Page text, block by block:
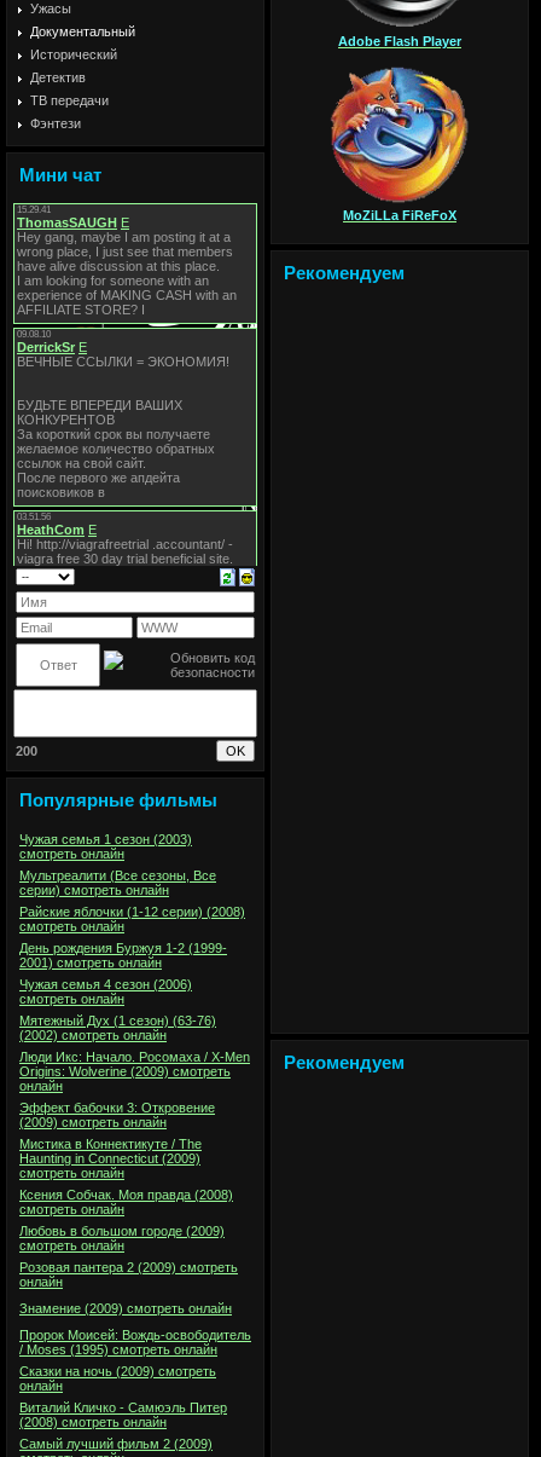
Ужасы
Документальный
Исторический
Детектив
ТВ передачи
Фэнтези
Мини чат
200
Популярные фильмы
Чужая семья 1 сезон (2003)
смотреть онлайн
Мультреалити (Все сезоны, Все
серии) смотреть онлайн
Райские яблочки (1-12 серии) (2008)
смотреть онлайн
День рождения Буржуя 1-2 (1999-
2001) смотреть онлайн
Чужая семья 4 сезон (2006)
смотреть онлайн
Мятежный Дух (1 сезон) (63-76)
(2002) смотреть онлайн
Люди Икс: Начало. Росомаха / X-Men
Origins: Wolverine (2009) смотреть
онлайн
Эффект бабочки 3: Откровение
(2009) смотреть онлайн
Мистика в Коннектикуте / The
Haunting in Connecticut (2009)
смотреть онлайн
Ксения Собчак. Моя правда (2008)
смотреть онлайн
Любовь в большом городе (2009)
смотреть онлайн
Розовая пантера 2 (2009) смотреть
онлайн
Знамение (2009) смотреть онлайн
Пророк Моисей: Вождь-освободитель
/ Moses (1995) смотреть онлайн
Сказки на ночь (2009) смотреть
онлайн
Виталий Кличко - Самюэль Питер
(2008) смотреть онлайн
Самый лучший фильм 2 (2009)
Adobe Flash Player
MoZiLLa FiReFoX
Рекомендуем
Рекомендуем